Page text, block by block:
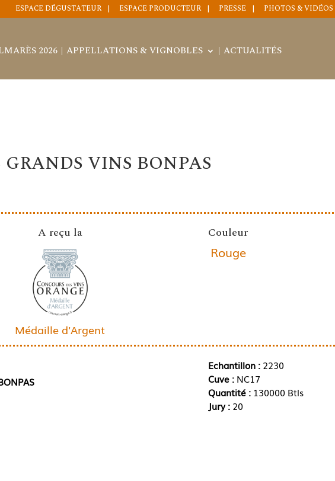
ESPACE DÉGUSTATEUR ESPACE PRODUCTEUR PRESSE PHOTOS & VIDÉOS
2026 APPELLATIONS & VIGNOBLES ACTUALITÉS
VINS BONPAS
A reçu la
Médaille d'Argent
Couleur
Rouge
Echantillon :2230
Cuve : NC17
Quantité : 130000 Btls
Jury : 20